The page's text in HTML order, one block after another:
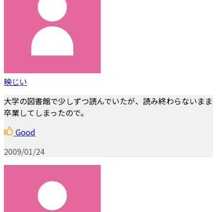
映じい
大学の図書館で少しずつ読んでいたが、読み終わらないまま
卒業してしまったので。
Good
2009/01/24